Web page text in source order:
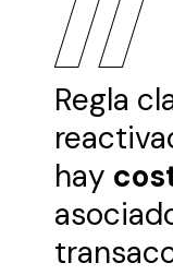
Regla
hay